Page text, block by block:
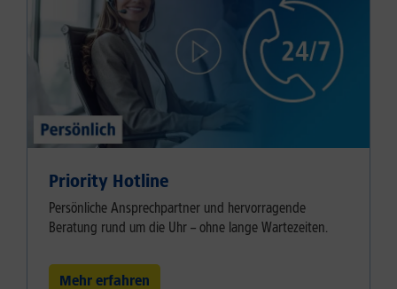
Priority Hotline
Persönliche Ansprechpartner und hervorragende
Beratung rund um die Uhr – ohne lange Wartezeiten.
Mehr erfahren